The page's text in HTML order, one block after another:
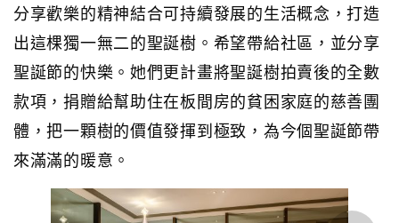
分享歡樂的精神結合可持續發展的生活概念，打造
出這棵獨一無二的聖誕樹。希望帶給社區，並分享
聖誕節的快樂。她們更計畫將聖誕樹拍賣後的全數
款項，捐贈給幫助住在板間房的貧困家庭的慈善團
體，把一顆樹的價值發揮到極致，為今個聖誕節帶
來滿滿的暖意。